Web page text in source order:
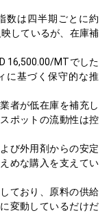
数は四半期ごとに約
しているが、在庫補
16,500.00/MTでした
に基づく保守的な推
者が低在庫を補充し
ポットの流動性は控
び外用剤からの安定
めな購入を支えてい
ており、原料の供給
変動しているだけだ